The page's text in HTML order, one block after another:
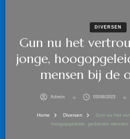
DIVERSEN
Gun nu het
jonge,
mensen bij de
Admin 03/08/2023
Home Diversen
Gun nu het
hoogopgeleide, gedreven mensen